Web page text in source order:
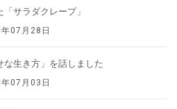
サラダクレープ」
07月28日
な生き方」を話しました
07月03日